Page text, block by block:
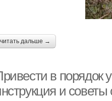
читать дальше →
в порядок
и